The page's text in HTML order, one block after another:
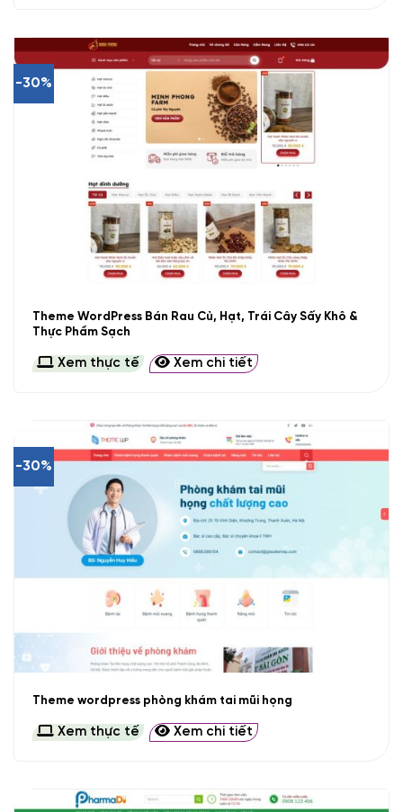
-30%
Theme WordPress Bán Rau Củ, Hạt, Trái Cây Sấy Khô &
Thực Phẩm Sạch
Xem thực tế Xem chi tiết
-30%
Theme wordpress phòng khám tai mũi họng
Xem thực tế Xem chi tiết